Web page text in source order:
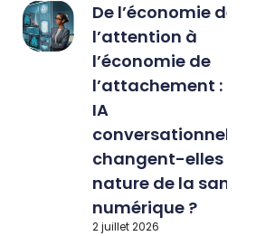
De l’économie de
l’attention à
l’économie de
l’attachement : les
IA
conversationnelles
changent-elles la
nature de la santé
numérique ?
2 juillet 2026